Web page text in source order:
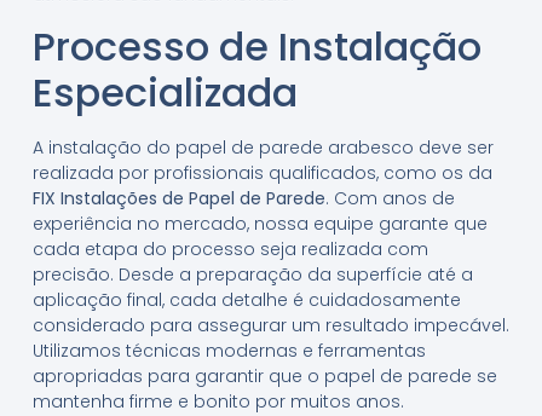
Processo de Instalação
Especializada
A instalação do papel de parede arabesco deve ser
realizada por profissionais qualificados, como os da
FIX Instalações de Papel de Parede. Com anos de
experiência no mercado, nossa equipe garante que
cada etapa do processo seja realizada com
precisão. Desde a preparação da superfície até a
aplicação final, cada detalhe é cuidadosamente
considerado para assegurar um resultado impecável.
Utilizamos técnicas modernas e ferramentas
apropriadas para garantir que o papel de parede se
mantenha firme e bonito por muitos anos.